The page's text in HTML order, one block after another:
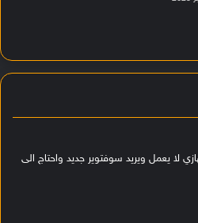
لا يعمل ويريد سوفتوير جديد واحتاج الى